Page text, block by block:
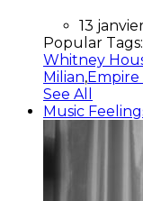
13
Popular Tags:
Whitney
Milian,
See All
Music